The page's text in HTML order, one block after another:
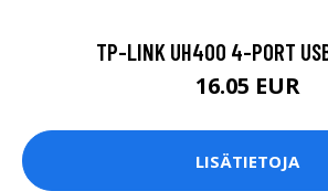
TP-LINK UH400 4-PORT
16.05 EUR
LISÄTIETOJA